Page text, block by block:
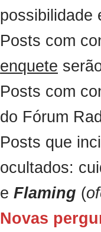
possibilidade
Posts com
enquete
Posts com
do Fórum
Posts que
ocultados:
e Flaming (
Novas